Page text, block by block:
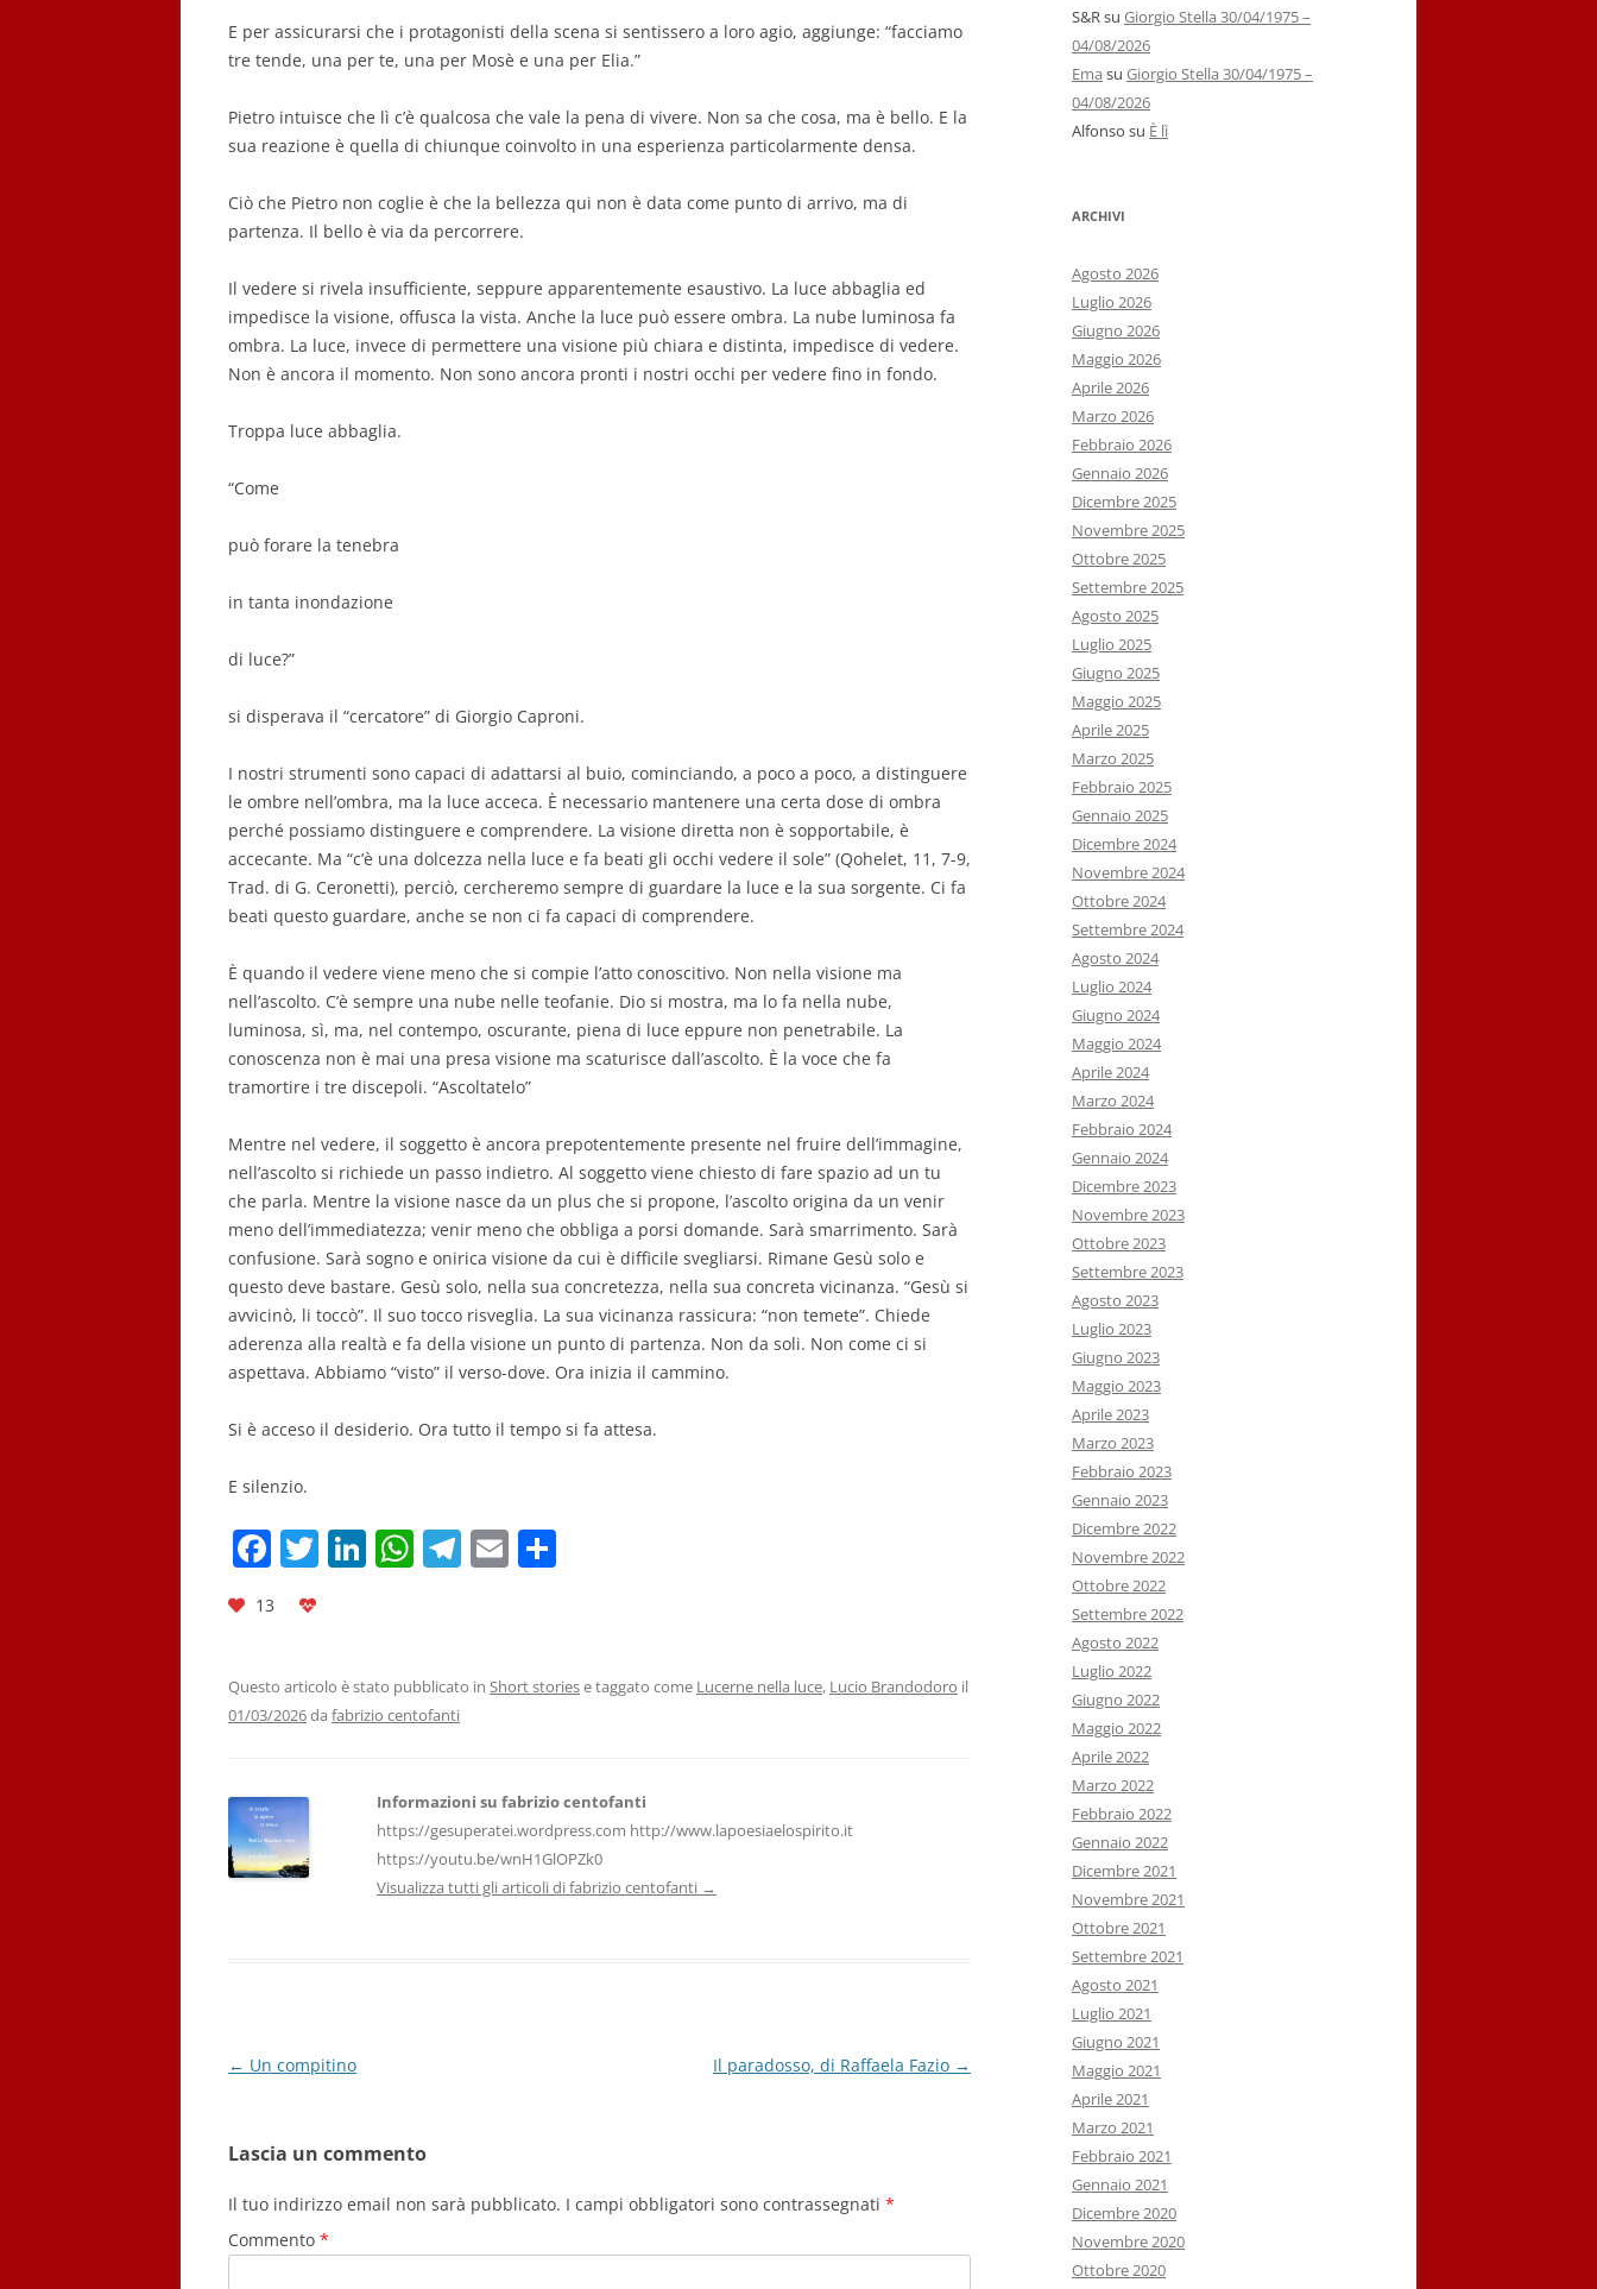
E per assicurarsi che i protagonisti della scena si sentissero a loro agio, aggiunge: “facciamo
tre tende, una per te, una per Mosè e una per Elia.”
Pietro intuisce che lì c’è qualcosa che vale la pena di vivere. Non sa che cosa, ma è bello. E la
sua reazione è quella di chiunque coinvolto in una esperienza particolarmente densa.
Ciò che Pietro non coglie è che la bellezza qui non è data come punto di arrivo, ma di
partenza. Il bello è via da percorrere.
Il vedere si rivela insufficiente, seppure apparentemente esaustivo. La luce abbaglia ed
impedisce la visione, offusca la vista. Anche la luce può essere ombra. La nube luminosa fa
ombra. La luce, invece di permettere una visione più chiara e distinta, impedisce di vedere.
Non è ancora il momento. Non sono ancora pronti i nostri occhi per vedere fino in fondo.
Troppa luce abbaglia.
“Come
può forare la tenebra
in tanta inondazione
di luce?”
si disperava il “cercatore” di Giorgio Caproni.
I nostri strumenti sono capaci di adattarsi al buio, cominciando, a poco a poco, a distinguere
le ombre nell’ombra, ma la luce acceca. È necessario mantenere una certa dose di ombra
perché possiamo distinguere e comprendere. La visione diretta non è sopportabile, è
accecante. Ma “c’è una dolcezza nella luce e fa beati gli occhi vedere il sole” (Qohelet, 11, 7-9,
Trad. di G. Ceronetti), perciò, cercheremo sempre di guardare la luce e la sua sorgente. Ci fa
beati questo guardare, anche se non ci fa capaci di comprendere.
È quando il vedere viene meno che si compie l’atto conoscitivo. Non nella visione ma
nell’ascolto. C’è sempre una nube nelle teofanie. Dio si mostra, ma lo fa nella nube,
luminosa, sì, ma, nel contempo, oscurante, piena di luce eppure non penetrabile. La
conoscenza non è mai una presa visione ma scaturisce dall’ascolto. È la voce che fa
tramortire i tre discepoli. “Ascoltatelo”
Mentre nel vedere, il soggetto è ancora prepotentemente presente nel fruire dell’immagine,
nell’ascolto si richiede un passo indietro. Al soggetto viene chiesto di fare spazio ad un tu
che parla. Mentre la visione nasce da un plus che si propone, l’ascolto origina da un venir
meno dell’immediatezza; venir meno che obbliga a porsi domande. Sarà smarrimento. Sarà
confusione. Sarà sogno e onirica visione da cui è difficile svegliarsi. Rimane Gesù solo e
questo deve bastare. Gesù solo, nella sua concretezza, nella sua concreta vicinanza. “Gesù si
avvicinò, li toccò”. Il suo tocco risveglia. La sua vicinanza rassicura: “non temete”. Chiede
aderenza alla realtà e fa della visione un punto di partenza. Non da soli. Non come ci si
aspettava. Abbiamo “visto” il verso-dove. Ora inizia il cammino.
Si è acceso il desiderio. Ora tutto il tempo si fa attesa.
E silenzio.
F
a
c
b
o
k
T Li
dI
n
W
A
p
T
a
E
vi
13
Questo articolo è stato pubblicato in Short storiese taggato come Lucerne nella luce, Lucio Brandodoro il
01/03/2026da fabrizio centofanti
Informazioni su fabrizio centofanti
https://gesuperatei.wordpress.com http://www.lapoesiaelospirito.it
https://youtu.be/wnH1GlOPZk0
Visualizza tutti gli articoli di fabrizio centofanti →
Navigazione
← Un compitino Il paradosso, di Raffaela Fazio →
Lascia un commento
Il tuo indirizzo email non sarà pubblicato. I campi obbligatori sono contrassegnati *
Commento *
S&Rsu Giorgio Stella 30/04/1975 –
04/08/2026
Ema su Giorgio Stella 30/04/1975 –
04/08/2026
Alfonso su È lì
ARCHIVI
Agosto 2026
Luglio 2026
Giugno 2026
Maggio 2026
Aprile 2026
Marzo 2026
Febbraio 2026
Gennaio 2026
Dicembre 2025
Novembre 2025
Ottobre 2025
Settembre 2025
Agosto 2025
Luglio 2025
Giugno 2025
Maggio 2025
Aprile 2025
Marzo 2025
Febbraio 2025
Gennaio 2025
Dicembre 2024
Novembre 2024
Ottobre 2024
Settembre 2024
Agosto 2024
Luglio 2024
Giugno 2024
Maggio 2024
Aprile 2024
Marzo 2024
Febbraio 2024
Gennaio 2024
Dicembre 2023
Novembre 2023
Ottobre 2023
Settembre 2023
Agosto 2023
Luglio 2023
Giugno 2023
Maggio 2023
Aprile 2023
Marzo 2023
Febbraio 2023
Gennaio 2023
Dicembre 2022
Novembre 2022
Ottobre 2022
Settembre 2022
Agosto 2022
Luglio 2022
Giugno 2022
Maggio 2022
Aprile 2022
Marzo 2022
Febbraio 2022
Gennaio 2022
Dicembre 2021
Novembre 2021
Ottobre 2021
Settembre 2021
Agosto 2021
Luglio 2021
Giugno 2021
Maggio 2021
Aprile 2021
Marzo 2021
Febbraio 2021
Gennaio 2021
Dicembre 2020
Novembre 2020
Ottobre 2020